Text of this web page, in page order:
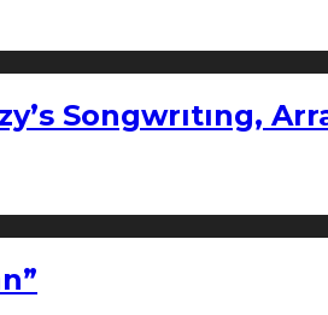
Songwrıtıng,